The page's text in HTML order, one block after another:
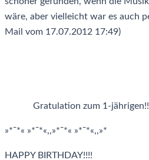
wäre, aber vielleicht war es auch
Mail vom 17.07.2012 17:49)
Gratulation zum 1-
»*¯*« »*¯*«,,»*¯*« »*¯*«,,»*
HAPPY BIRTHDAY!!!!